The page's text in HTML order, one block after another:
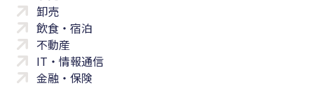
卸売
飲食・宿泊
不動産
IT・情報通信
金融・保険